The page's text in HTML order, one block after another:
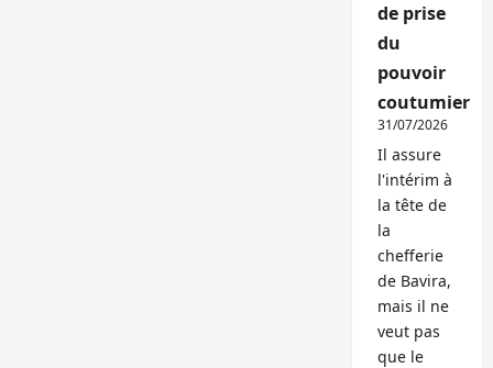
de prise
du
pouvoir
coutumier
31/07/2026
Il assure
l'intérim à
la tête de
la
chefferie
de Bavira,
mais il ne
veut pas
que le